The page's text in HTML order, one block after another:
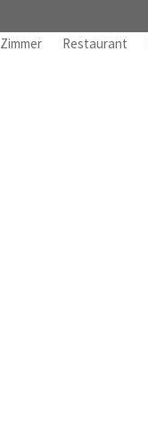
Zimmer
Restaurant